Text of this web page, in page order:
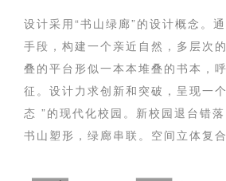
设计采用“书山绿廊”的设计概念。
手段，构建一个亲近自然，多层次
叠的平台形似一本本堆叠的书本，
征。设计力求创新和突破，呈现一
态 ”的现代化校园。新校园退台错
书山塑形，绿廊串联。空间立体复